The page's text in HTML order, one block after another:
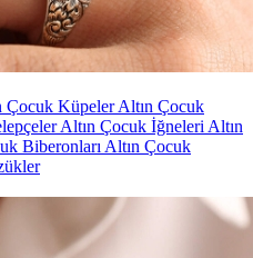
Çocuk KüpelerAltın Çocuk
Altın Çocuk İğneleri Altın
Biberonları Altın Çocuk